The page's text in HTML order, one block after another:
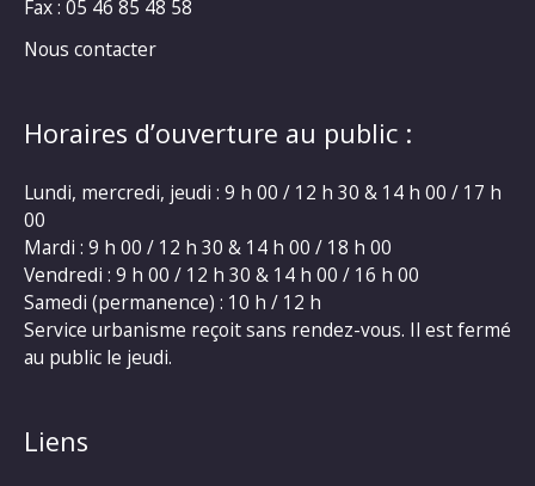
Fax : 05 46 85 48 58
Nous contacter
Horaires d’ouverture au public :
Lundi, mercredi, jeudi : 9 h 00 / 12 h 30 & 14 h 00 / 17 h
00
Mardi : 9 h 00 / 12 h 30 & 14 h 00 / 18 h 00
Vendredi : 9 h 00 / 12 h 30 & 14 h 00 / 16 h 00
Samedi (permanence) : 10 h / 12 h
Service urbanisme reçoit sans rendez-vous. Il est fermé
au public le jeudi.
Liens